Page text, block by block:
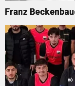
Franz